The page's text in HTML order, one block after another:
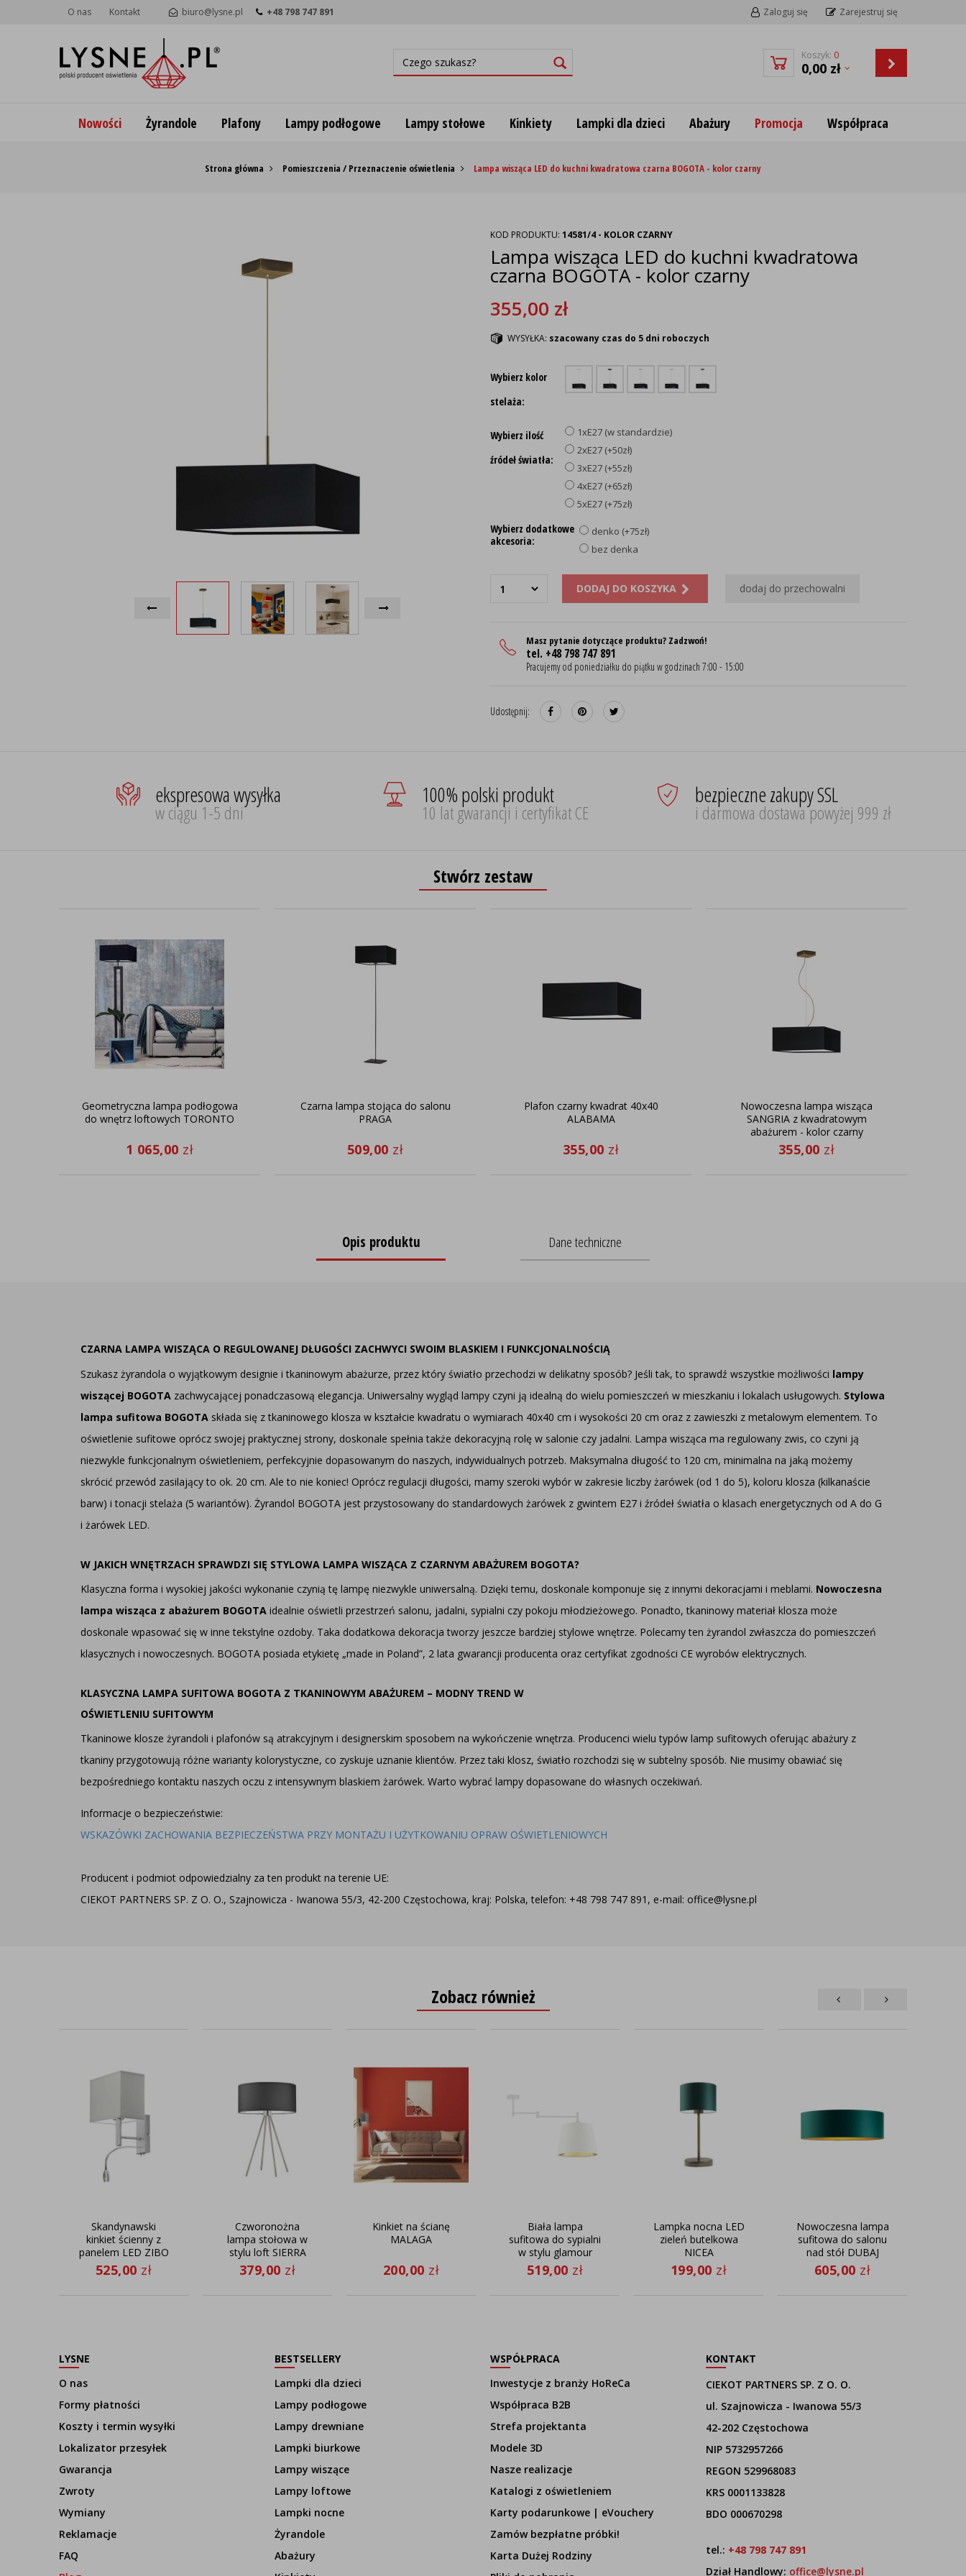
O nas Kontakt biuro@lysne.pl +48 798 747 891 Zaloguj się Zarejestruj się
Koszyk: 0
0,00 zł
Nowości Żyrandole Plafony Lampy podłogowe Lampy stołowe Kinkiety Lampki dla dzieci Abażury Promocja Współpraca
Strona główna Pomieszczenia / Przeznaczenie oświetlenia Lampa wisząca LED do kuchni kwadratowa czarna BOGOTA - kolor czarny
KOD PRODUKTU: 14581/4 - KOLOR CZARNY
Lampa wisząca LED do kuchni kwadratowa
czarna BOGOTA - kolor czarny
355,00 zł
WYSYŁKA: szacowany czas do 5 dni roboczych
Wybierz kolor
stelaża:
Wybierz ilość
źródeł światła:
1xE27 (w standardzie)
2xE27 (+50zł)
3xE27 (+55zł)
4xE27 (+65zł)
5xE27 (+75zł)
Wybierz dodatkowe
akcesoria:
denko (+75zł)
bez denka
DODAJ DO KOSZYKA dodaj do przechowalni
Masz pytanie dotyczące produktu? Zadzwoń!
tel. +48 798 747 891
Pracujemy od poniedziałku do piątku w godzinach 7:00 - 15:00
Udostępnij:
ekspresowa wysyłka
w ciągu 1-5 dni
100% polski produkt
10 lat gwarancji i certyfikat CE
bezpieczne zakupy SSL
i darmowa dostawa powyżej 999 zł
Stwórz zestaw
Geometryczna lampa podłogowa
do wnętrz loftowych TORONTO
1 065,00 zł
Czarna lampa stojąca do salonu
PRAGA
509,00 zł
Plafon czarny kwadrat 40x40
ALABAMA
355,00 zł
Nowoczesna lampa wisząca
SANGRIA z kwadratowym
abażurem - kolor czarny
355,00 zł
Opis produktu Dane techniczne
CZARNA LAMPA WISZĄCA O REGULOWANEJ DŁUGOŚCI ZACHWYCI SWOIM BLASKIEM I FUNKCJONALNOŚCIĄ
Szukasz żyrandola o wyjątkowym designie i tkaninowym abażurze, przez który światło przechodzi w delikatny sposób? Jeśli tak, to sprawdź wszystkie możliwości lampy
wiszącej BOGOTA zachwycającej ponadczasową elegancja. Uniwersalny wygląd lampy czyni ją idealną do wielu pomieszczeń w mieszkaniu i lokalach usługowych. Stylowa
lampa sufitowa BOGOTA składa się z tkaninowego klosza w kształcie kwadratu o wymiarach 40x40 cm i wysokości 20 cm oraz z zawieszki z metalowym elementem. To
oświetlenie sufitowe oprócz swojej praktycznej strony, doskonale spełnia także dekoracyjną rolę w salonie czy jadalni. Lampa wisząca ma regulowany zwis, co czyni ją
niezwykle funkcjonalnym oświetleniem, perfekcyjnie dopasowanym do naszych, indywidualnych potrzeb. Maksymalna długość to 120 cm, minimalna na jaką możemy
skrócić przewód zasilający to ok. 20 cm. Ale to nie koniec! Oprócz regulacji długości, mamy szeroki wybór w zakresie liczby żarówek (od 1 do 5), koloru klosza (kilkanaście
barw) i tonacji stelaża (5 wariantów). Żyrandol BOGOTA jest przystosowany do standardowych żarówek z gwintem E27 i źródeł światła o klasach energetycznych od A do G
i żarówek LED.
W JAKICH WNĘTRZACH SPRAWDZI SIĘ STYLOWA LAMPA WISZĄCA Z CZARNYM ABAŻUREM BOGOTA?
Klasyczna forma i wysokiej jakości wykonanie czynią tę lampę niezwykle uniwersalną. Dzięki temu, doskonale komponuje się z innymi dekoracjami i meblami. Nowoczesna
lampa wisząca z abażurem BOGOTA idealnie oświetli przestrzeń salonu, jadalni, sypialni czy pokoju młodzieżowego. Ponadto, tkaninowy materiał klosza może
doskonale wpasować się w inne tekstylne ozdoby. Taka dodatkowa dekoracja tworzy jeszcze bardziej stylowe wnętrze. Polecamy ten żyrandol zwłaszcza do pomieszczeń
klasycznych i nowoczesnych. BOGOTA posiada etykietę „made in Poland”, 2 lata gwarancji producenta oraz certyfikat zgodności CE wyrobów elektrycznych.
KLASYCZNA LAMPA SUFITOWA BOGOTA Z TKANINOWYM ABAŻUREM – MODNY TREND W
OŚWIETLENIU SUFITOWYM
Tkaninowe klosze żyrandoli i plafonów są atrakcyjnym i designerskim sposobem na wykończenie wnętrza. Producenci wielu typów lamp sufitowych oferując abażury z
tkaniny przygotowują różne warianty kolorystyczne, co zyskuje uznanie klientów. Przez taki klosz, światło rozchodzi się w subtelny sposób. Nie musimy obawiać się
bezpośredniego kontaktu naszych oczu z intensywnym blaskiem żarówek. Warto wybrać lampy dopasowane do własnych oczekiwań.
Informacje o bezpieczeństwie:
WSKAZÓWKI ZACHOWANIA BEZPIECZEŃSTWA PRZY MONTAŻU I UŻYTKOWANIU OPRAW OŚWIETLENIOWYCH
Producent i podmiot odpowiedzialny za ten produkt na terenie UE:
CIEKOT PARTNERS SP. Z O. O., Szajnowicza - Iwanowa 55/3, 42-200 Częstochowa, kraj: Polska, telefon: +48 798 747 891, e-mail: office@lysne.pl
Zobacz również
Skandynawski
kinkiet ścienny z
panelem LED ZIBO
2-płomienny
525,00 zł
Czworonożna
lampa stołowa w
stylu loft SIERRA
379,00 zł
Kinkiet na ścianę
MALAGA
200,00 zł
Biała lampa
sufitowa do sypialni
w stylu glamour
TAMPA GOLD z
regulowanym
519,00 zł
Lampka nocna LED
zieleń butelkowa
NICEA
199,00 zł
Nowoczesna lampa
sufitowa do salonu
nad stół DUBAJ
GOLD fi - 60 cm w
kolorze zieleni
605,00 zł
LYSNE
O nas
Formy płatności
Koszty i termin wysyłki
Lokalizator przesyłek
Gwarancja
Zwroty
Wymiany
Reklamacje
FAQ
BESTSELLERY
Lampki dla dzieci
Lampy podłogowe
Lampy drewniane
Lampki biurkowe
Lampy wiszące
Lampy loftowe
Lampki nocne
Żyrandole
Abażury
WSPÓŁPRACA
Inwestycje z branży HoReCa
Współpraca B2B
Strefa projektanta
Modele 3D
Nasze realizacje
Katalogi z oświetleniem
Karty podarunkowe | eVouchery
Zamów bezpłatne próbki!
Karta Dużej Rodziny
KONTAKT
CIEKOT PARTNERS SP. Z O. O.
ul. Szajnowicza - Iwanowa 55/3
42-202 Częstochowa
NIP 5732957266
REGON 529968083
KRS 0001133828
BDO 000670298
tel.: +48 798 747 891
Dział Handlowy: office@lysne.pl